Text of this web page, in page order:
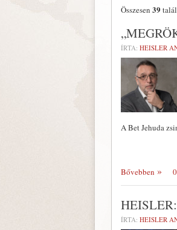
Összesen 39
ÍRTA: HEISLER
A Bet Jehuda
Bővebben
ÍRTA: HEISLER